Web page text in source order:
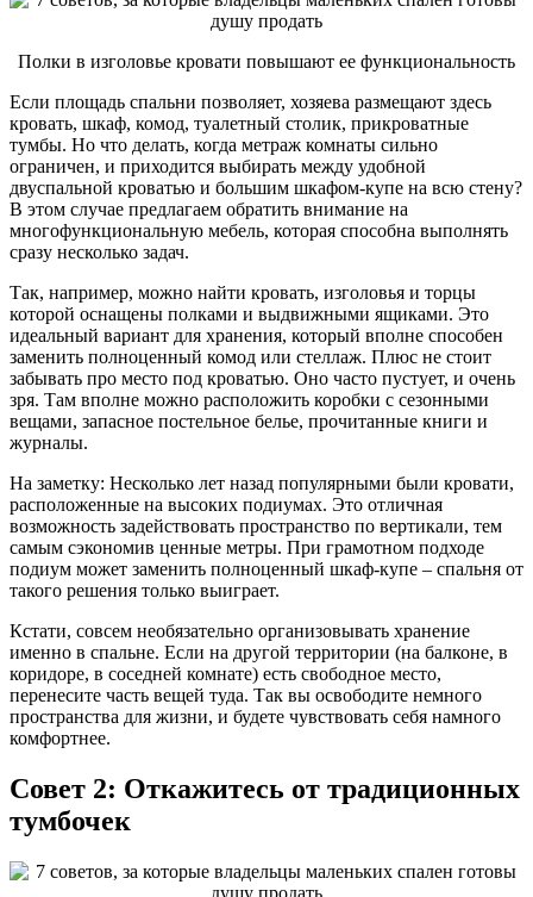
Полки в изголовье кровати повышают ее функциональность
Если площадь спальни позволяет, хозяева размещают здесь
кровать, шкаф, комод, туалетный столик, прикроватные
тумбы. Но что делать, когда метраж комнаты сильно
ограничен, и приходится выбирать между удобной
двуспальной кроватью и большим шкафом-купе на всю стену?
В этом случае предлагаем обратить внимание на
многофункциональную мебель, которая способна выполнять
сразу несколько задач.
Так, например, можно найти кровать, изголовья и торцы
которой оснащены полками и выдвижными ящиками. Это
идеальный вариант для хранения, который вполне способен
заменить полноценный комод или стеллаж. Плюс не стоит
забывать про место под кроватью. Оно часто пустует, и очень
зря. Там вполне можно расположить коробки с сезонными
вещами, запасное постельное белье, прочитанные книги и
журналы.
На заметку: Несколько лет назад популярными были кровати,
расположенные на высоких подиумах. Это отличная
возможность задействовать пространство по вертикали, тем
самым сэкономив ценные метры. При грамотном подходе
подиум может заменить полноценный шкаф-купе – спальня от
такого решения только выиграет.
Кстати, совсем необязательно организовывать хранение
именно в спальне. Если на другой территории (на балконе, в
коридоре, в соседней комнате) есть свободное место,
перенесите часть вещей туда. Так вы освободите немного
пространства для жизни, и будете чувствовать себя намного
комфортнее.
Совет 2: Откажитесь от традиционных
тумбочек